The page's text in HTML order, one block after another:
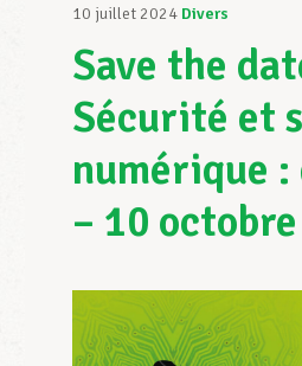
10 juillet 2024 Divers
Save the
Sécurité et
numérique
– 10